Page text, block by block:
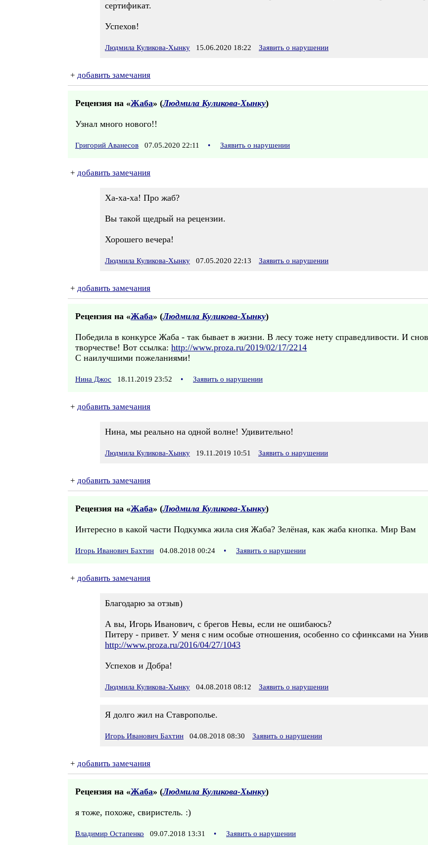
сертификат.
Успехов!
Людмила Куликова-Хынку 15.06.2020 18:22 Заявить о нарушении
+ добавить замечания
Рецензия на «Жаба» (Людмила Куликова-Хынку)
Узнал много нового!!
Григорий Аванесов 07.05.2020 22:11 • Заявить о нарушении
+ добавить замечания
Ха-ха-ха! Про жаб?
Вы такой щедрый на рецензии.
Хорошего вечера!
Людмила Куликова-Хынку 07.05.2020 22:13 Заявить о нарушении
+ добавить замечания
Рецензия на «Жаба» (Людмила Куликова-Хынку)
Победила в конкурсе Жаба - так бывает в жизни. В лесу тоже нету справедливости. И
творчестве! Вот ссылка: http://www.proza.ru/2019/02/17/2214
С наилучшими пожеланиями!
Нина Джос 18.11.2019 23:52 • Заявить о нарушении
+ добавить замечания
Нина, мы реально на одной волне! Удивительно!
Людмила Куликова-Хынку 19.11.2019 10:51 Заявить о нарушении
+ добавить замечания
Рецензия на «Жаба» (Людмила Куликова-Хынку)
Интересно в какой части Подкумка жила сия Жаба? Зелёная, как жаба кнопка. Мир Вам
Игорь Иванович Бахтин 04.08.2018 00:24 • Заявить о нарушении
+ добавить замечания
Благодарю за отзыв)
А вы, Игорь Иванович, с брегов Невы, если не ошибаюсь?
Питеру - привет. У меня с ним особые отношения, особенно со сфинксами на
http://www.proza.ru/2016/04/27/1043
Успехов и Добра!
Людмила Куликова-Хынку 04.08.2018 08:12 Заявить о нарушении
Я долго жил на Ставрополье.
Игорь Иванович Бахтин 04.08.2018 08:30 Заявить о нарушении
+ добавить замечания
Рецензия на «Жаба» (Людмила Куликова-Хынку)
я тоже, похоже, свиристель. :)
Владимир Остапенко 09.07.2018 13:31 • Заявить о нарушении